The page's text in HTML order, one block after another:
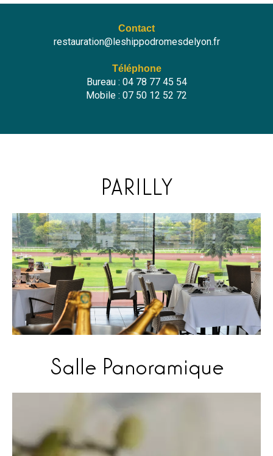
Contact
restauration@leshippodromesdelyon.fr
Téléphone
Bureau : 04 78 77 45 54
Mobile : 07 50 12 52 72
PARILLY
Salle Panoramique